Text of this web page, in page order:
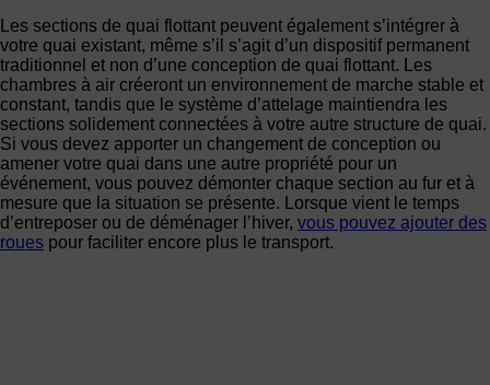
Les sections de quai flottant peuvent également s’intégrer à
votre quai existant, même s’il s’agit d’un dispositif permanent
traditionnel et non d’une conception de quai flottant. Les
chambres à air créeront un environnement de marche stable et
constant, tandis que le système d’attelage maintiendra les
sections solidement connectées à votre autre structure de quai.
Si vous devez apporter un changement de conception ou
amener votre quai dans une autre propriété pour un
événement, vous pouvez démonter chaque section au fur et à
mesure que la situation se présente. Lorsque vient le temps
d’entreposer ou de déménager l’hiver, vous pouvez ajouter des
roues pour faciliter encore plus le transport.